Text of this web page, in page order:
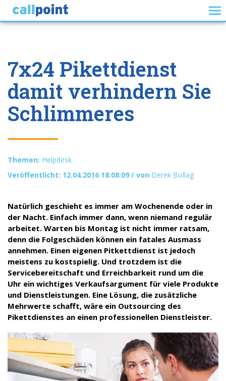
7x24 Pikettdienst
damit verhindern Sie
Schlimmeres
Themen: Helpdesk
Veröffentlicht: 12.04.2016 18:08:09 / von Derek Bollag
Natürlich geschieht es immer am Wochenende oder in
der Nacht. Einfach immer dann, wenn niemand regulär
arbeitet. Warten bis Montag ist nicht immer ratsam,
denn die Folgeschäden können ein fatales Ausmass
annehmen. Einen eigenen Pitkettdienst ist jedoch
meistens zu kostspielig. Und trotzdem ist die
Servicebereitschaft und Erreichbarkeit rund um die
Uhr ein wichtiges Verkaufsargument für viele Produkte
und Dienstleistungen. Eine Lösung, die zusätzliche
Mehrwerte schafft, wäre ein Outsourcing des
Pikettdienstes an einen professionellen Dienstleister.